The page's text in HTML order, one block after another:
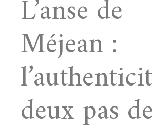
L’anse de
Méjean :
deux pas de